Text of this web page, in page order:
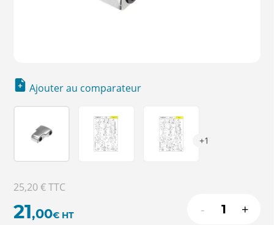
Ajouter au comparateur
+1
25,20 €TTC
21,00€ HT - +